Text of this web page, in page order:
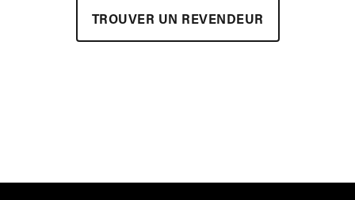
TROUVER UN REVENDEUR